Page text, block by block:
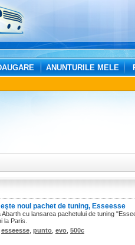
ANUNTURILE MELE
noul pachet de tuning, Esseesse
Abarth cu lansarea pachetului de tuning
la Paris.
esseesse punto evo 500c